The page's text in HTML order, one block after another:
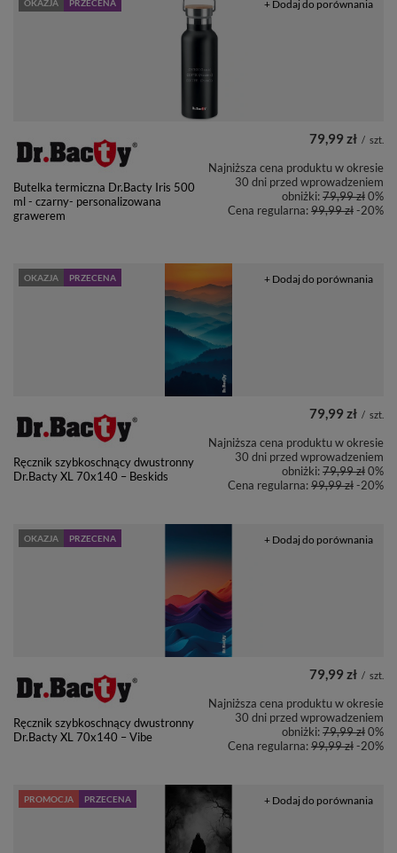
OKAZJA PRZECENA
Butelka termiczna Dr.Bacty Iris 500
ml - czarny- personalizowana
grawerem
79,99 zł / szt.
Najniższa cena produktu w okresie
30 dni przed wprowadzeniem
obniżki:79,99 zł0%
Cena regularna:99,99 zł-20%
+ Dodaj do porównania
OKAZJA PRZECENA
Ręcznik szybkoschnący dwustronny
Dr.Bacty XL 70x140 – Beskids
79,99 zł / szt.
Najniższa cena produktu w okresie
30 dni przed wprowadzeniem
obniżki:79,99 zł0%
Cena regularna:99,99 zł-20%
+ Dodaj do porównania
OKAZJA PRZECENA
Ręcznik szybkoschnący dwustronny
Dr.Bacty XL 70x140 – Vibe
79,99 zł / szt.
Najniższa cena produktu w okresie
30 dni przed wprowadzeniem
obniżki:79,99 zł0%
Cena regularna:99,99 zł-20%
+ Dodaj do porównania
PROMOCJA PRZECENA + Dodaj do porównania